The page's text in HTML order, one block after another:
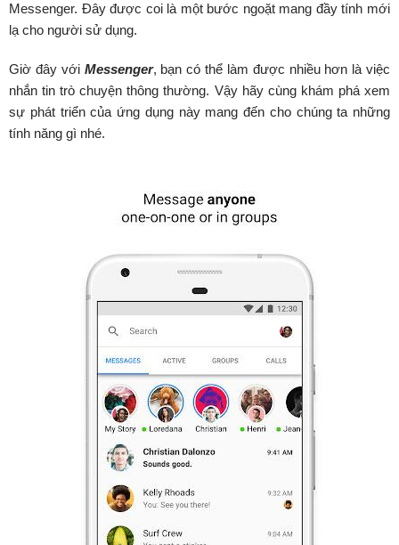
Messenger. Đây được coi là một bước ngoặt mang đầy tính mới
lạ cho người sử dụng.
Giờ đây với Messenger, bạn có thể làm được nhiều hơn là việc
nhắn tin trò chuyện thông thường. Vậy hãy cùng khám phá xem
sự phát triển của ứng dụng này mang đến cho chúng ta những
tính năng gì nhé.